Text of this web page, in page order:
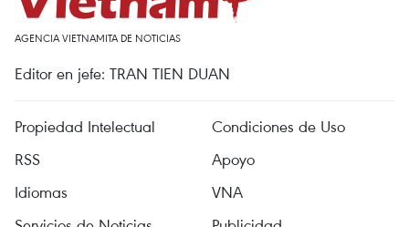
AGENCIA VIETNAMITA DE NOTICIAS
Editor en jefe: TRAN TIEN DUAN
Propiedad Intelectual
Condiciones de Uso
RSS
Apoyo
Idiomas
VNA